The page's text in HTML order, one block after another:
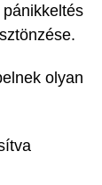
olyan